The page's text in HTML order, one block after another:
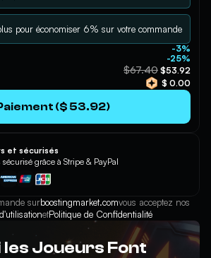
pour économiser 6% sur votre commande
-3%
-25%
$67.40 $53.92
$ 0.00
($ 53.92)
et sécurisés
grâce à Stripe & PayPal
surboostingmarket.comvous acceptez nos
etPolitique de Confidentialité
les Joueurs Font